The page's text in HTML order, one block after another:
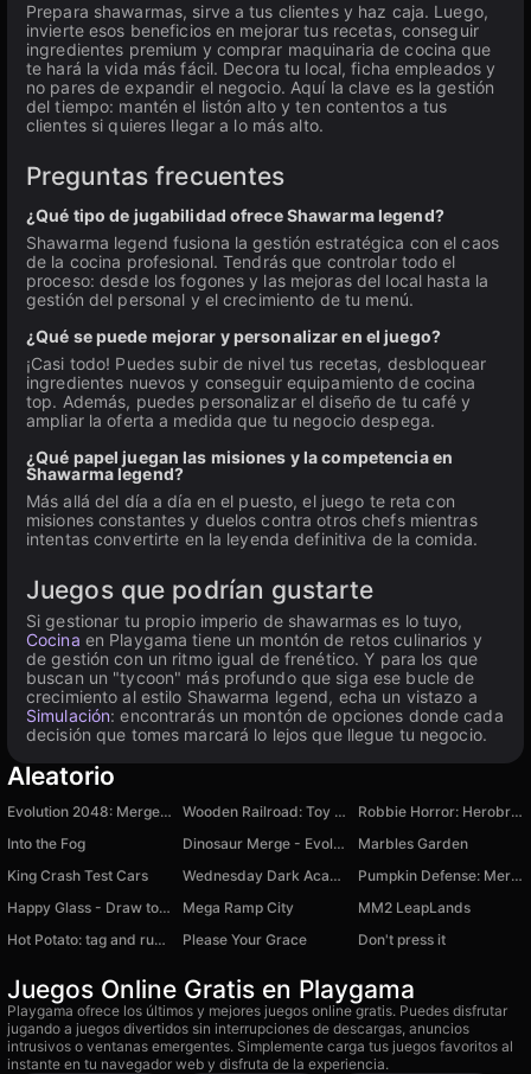
Prepara shawarmas, sirve a tus clientes y haz caja. Luego,
invierte esos beneficios en mejorar tus recetas, conseguir
ingredientes premium y comprar maquinaria de cocina que
te hará la vida más fácil. Decora tu local, ficha empleados y
no pares de expandir el negocio. Aquí la clave es la gestión
del tiempo: mantén el listón alto y ten contentos a tus
clientes si quieres llegar a lo más alto.
Preguntas frecuentes
¿Qué tipo de jugabilidad ofrece Shawarma legend?
Shawarma legend fusiona la gestión estratégica con el caos
de la cocina profesional. Tendrás que controlar todo el
proceso: desde los fogones y las mejoras del local hasta la
gestión del personal y el crecimiento de tu menú.
¿Qué se puede mejorar y personalizar en el juego?
¡Casi todo! Puedes subir de nivel tus recetas, desbloquear
ingredientes nuevos y conseguir equipamiento de cocina
top. Además, puedes personalizar el diseño de tu café y
ampliar la oferta a medida que tu negocio despega.
¿Qué papel juegan las misiones y la competencia en
Shawarma legend?
Más allá del día a día en el puesto, el juego te reta con
misiones constantes y duelos contra otros chefs mientras
intentas convertirte en la leyenda definitiva de la comida.
Juegos que podrían gustarte
Si gestionar tu propio imperio de shawarmas es lo tuyo,
Cocina en Playgama tiene un montón de retos culinarios y
de gestión con un ritmo igual de frenético. Y para los que
buscan un "tycoon" más profundo que siga ese bucle de
crecimiento al estilo Shawarma legend, echa un vistazo a
Simulación: encontrarás un montón de opciones donde cada
decisión que tomes marcará lo lejos que llegue tu negocio.
Aleatorio
Evolution 2048: Merge and Upgrade Wooden Railroad: Toy Train Builder
Robbie Horror: Herobrine's Maze
Into the Fog
Dinosaur Merge - Evolution
Marbles Garden
King Crash Test Cars
Wednesday Dark Academia
Pumpkin Defense: Merge Cannon
Happy Glass - Draw to Fill
Mega Ramp City
MM2 LeapLands
Hot Potato: tag and run with bomb
Please Your Grace Don't press it
Juegos Online Gratis en Playgama
Playgama ofrece los últimos y mejores juegos online gratis. Puedes disfrutar
jugando a juegos divertidos sin interrupciones de descargas, anuncios
intrusivos o ventanas emergentes. Simplemente carga tus juegos favoritos al
instante en tu navegador web y disfruta de la experiencia.